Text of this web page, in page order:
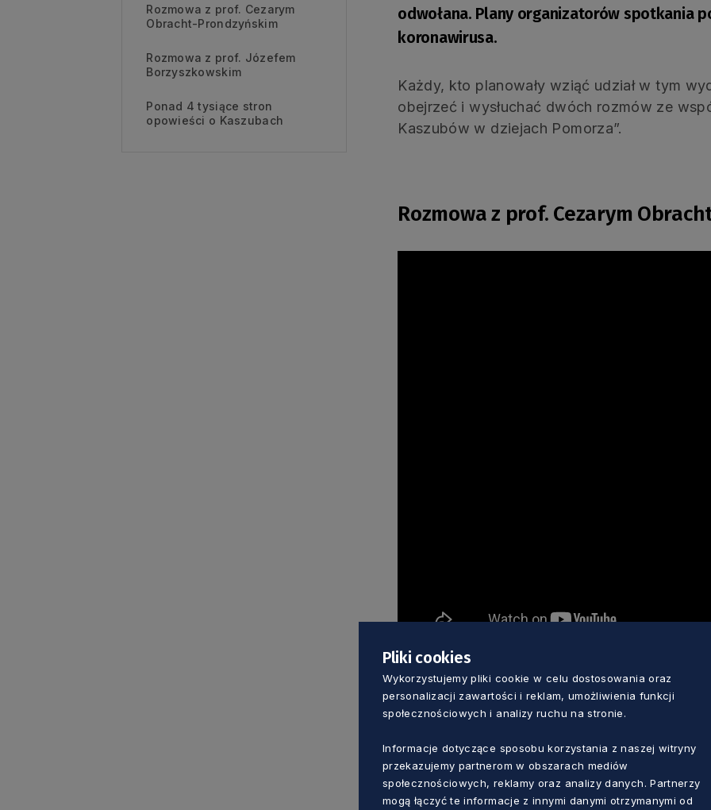
Rozmowa z prof. Cezarym
Obracht-Prondzyńskim
Rozmowa z prof. Józefem
Borzyszkowskim
Ponad 4 tysiące stron
opowieści o Kaszubach
odwołana. Plany organizatorów spotkania
koronawirusa.
Każdy, kto planowały wziąć udział w tym
obejrzeć i wysłuchać dwóch rozmów ze
Kaszubów w dziejach Pomorza”.
Rozmowa z prof. Cezarym
Rozmowa z prof. Józefem
Pliki cookies
Wykorzystujemy pliki cookie w celu dostosowania oraz
personalizacji zawartości i reklam, umożliwienia funkcji
społecznościowych i analizy ruchu na stronie.
Informacje dotyczące sposobu korzystania z naszej witryny
przekazujemy partnerom w obszarach mediów
społecznościowych, reklamy oraz analizy danych. Partnerzy
mogą łączyć te informacje z innymi danymi otrzymanymi od